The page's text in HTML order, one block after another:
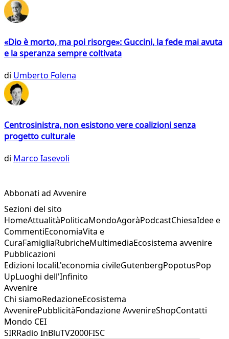
«Dio è morto, ma poi risorge»: Guccini, la fede mai avuta
e la speranza sempre coltivata
di Umberto Folena
Centrosinistra, non esistono vere coalizioni senza
progetto culturale
di Marco Iasevoli
Abbonati ad Avvenire
Sezioni del sito
HomeAttualitàPoliticaMondoAgoràPodcastChiesaIdee e
CommentiEconomiaVita e
CuraFamigliaRubricheMultimediaEcosistema avvenire
Pubblicazioni
Edizioni localiL'economia civileGutenbergPopotusPop
UpLuoghi dell'Infinito
Avvenire
Chi siamoRedazioneEcosistema
AvvenirePubblicitàFondazione AvvenireShopContatti
Mondo CEI
SIRRadio InBluTV2000FISC